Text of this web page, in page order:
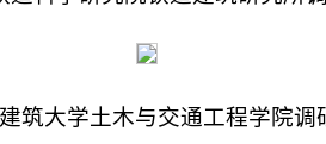
筑大学土木与交通工程学院调